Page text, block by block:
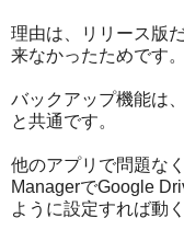
理由は、リリース版
来なかったためです。
バックアップ機能は
と共通です。
他のアプリで問題な
ManagerでGoogle
ように設定すれば動